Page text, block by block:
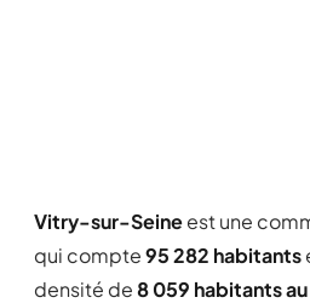
Vitry-sur-Seineest une
qui compte95 282 habitants
densité de8 059 habitants au